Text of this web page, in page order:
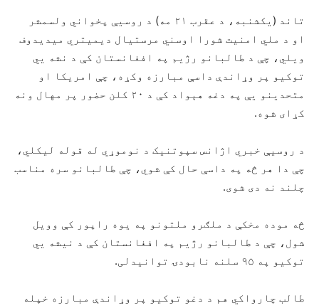
تاند (یکشنبه، د عقرب ۲۱ مه) د روسیې پخواني ولسمشر
او د ملي امنیت شورا اوسني مرستیال دیمیتري میدیدوف
ویلي، چې د طالبانو رژیم په افغانستان کې د نشه یي
توکیو پر وړاندې داسې مبارزه وکړه، چې امریکا او
متحدینو یې په دغه هېواد کې د ۲۰ کلن حضور پر مهال ونه
کړای شوه.
د روسیې خبري اژانس سپوتنیک د نوموړي له قوله لیکلي،
چې دا هر څه په داسې حال کې شوي، چې طالبانو سره مناسب
چلند نه دی شوی.
څه موده مخکې د ملګرو ملتونو په یوه راپور کې وویل
شول، چې د طالبانو رژیم په افغانستان کې د نیشه یي
توکیو په ۹۵ سلنه نابودۍ توانیدلی.
طالب چارواکي هم د دغو توکیو پر وړاندې مبارزه خپله